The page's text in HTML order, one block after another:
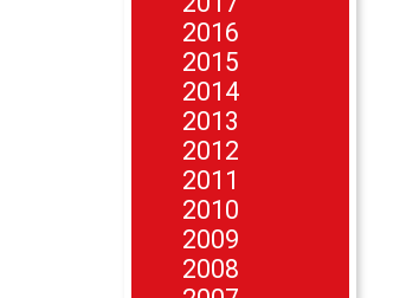
2016
2015
2014
2013
2012
2011
2010
2009
2008